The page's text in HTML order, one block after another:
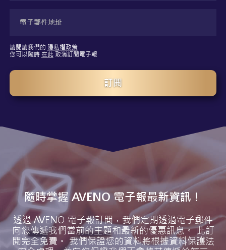
請閱讀我們的 隱私權政策
您可以隨時 在此取消訂閱電子報
訂閱
隨時掌握 AVENO 電子報最新資訊！
透過 AVENO 電子報訂閱，我們定期透過電子郵件
向您傳遞我們當前的主題和最新的優惠訊息。 此訂
閱完全免費。 我們保證您的資料將根據資料保護法